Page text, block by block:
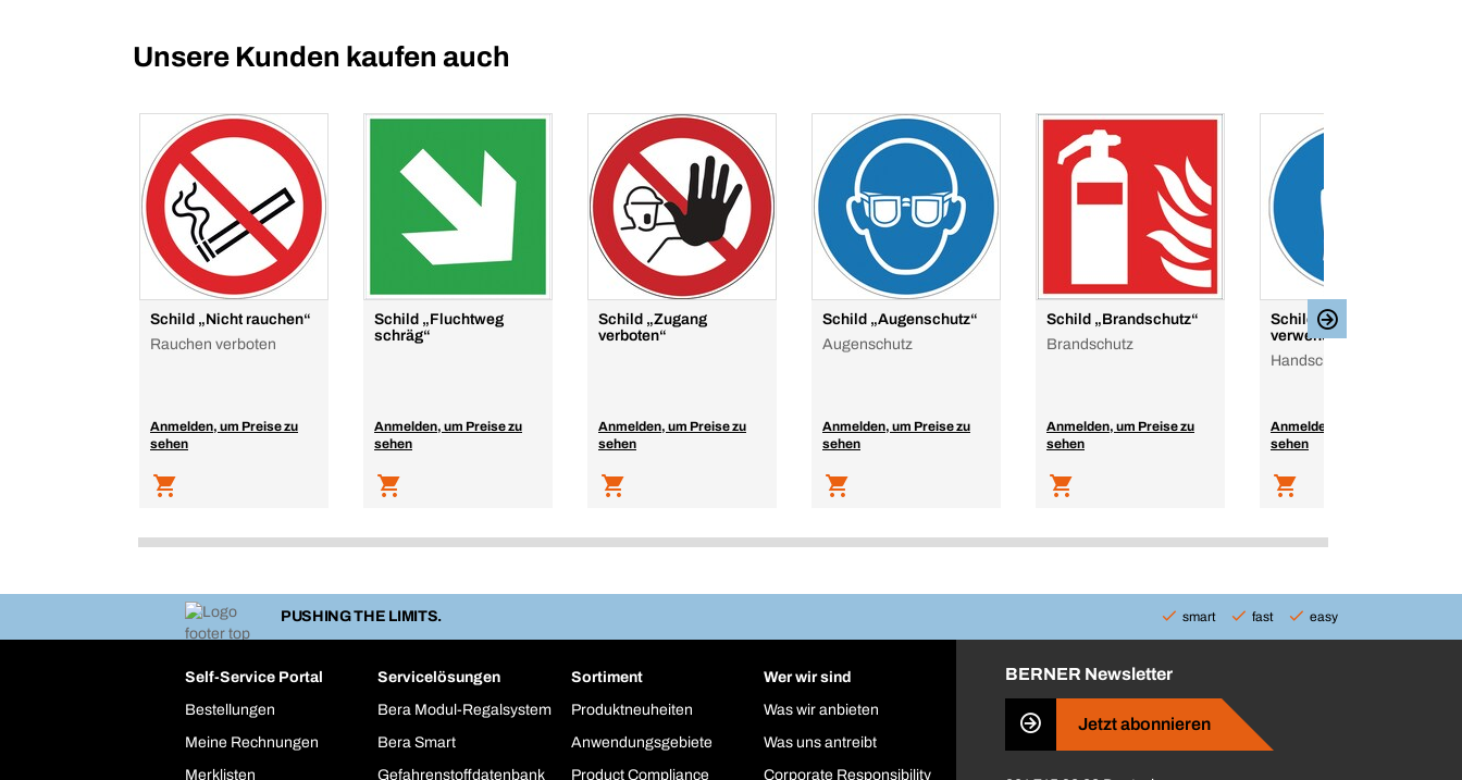
Unsere Kunden kaufen auch
Schild „Nicht rauchen“
Rauchen verboten
Anmelden, um Preise zu
sehen
Schild „Fluchtweg
schräg“
Anmelden, um Preise zu
sehen
Schild „Zugang
verboten“
Anmelden, um Preise zu
sehen
Schild „Augenschutz“
Augenschutz
Anmelden, um Preise zu
sehen
Schild „Brandschutz“
Brandschutz
Anmelden, um Preise zu
sehen
Schild „Handschutz
verwenden“
Handschutz benutzen
Anmelden, um Preise zu
sehen
PUSHING THE LIMITS. smart fast easy
Self-Service Portal
Bestellungen
Meine Rechnungen
Merklisten
Servicelösungen
Bera Modul-Regalsystem
Bera Smart
Gefahrenstoffdatenbank
Sortiment
Produktneuheiten
Anwendungsgebiete
Product Compliance
Wer wir sind
Was wir anbieten
Was uns antreibt
Corporate Responsibility
BERNER Newsletter
Jetzt abonnieren